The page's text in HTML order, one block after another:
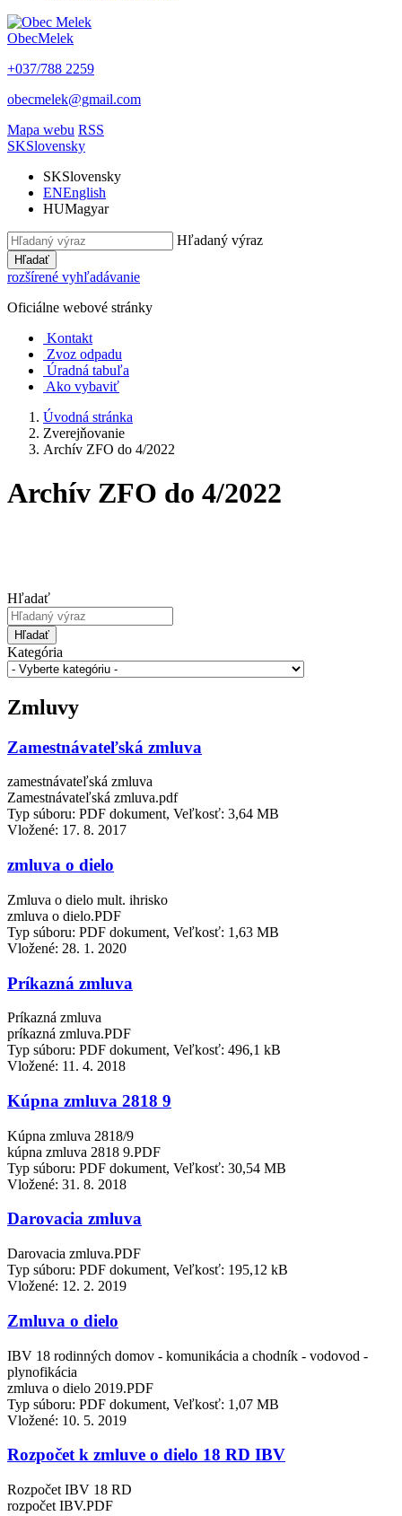
ObecMelek
+037/788 2259
obecmelek@gmail.com
Mapa webu RSS
SKSlovensky
SKSlovensky
ENEnglish
HUMagyar
Hľadaný výraz
Hľadať
rozšírené vyhľadávanie
Oficiálne webové stránky
Kontakt
Zvoz odpadu
Úradná tabuľa
Ako vybaviť
Úvodná stránka
Zverejňovanie
Archív ZFO do 4/2022
Archív ZFO do 4/2022
Hľadať
Hľadať
Kategória
Zmluvy
Zamestnávateľská zmluva
zamestnávateľská zmluva
Zamestnávateľská zmluva.pdf
Typ súboru: PDF dokument, Veľkosť: 3,64 MB
Vložené: 17. 8. 2017
zmluva o dielo
Zmluva o dielo mult. ihrisko
zmluva o dielo.PDF
Typ súboru: PDF dokument, Veľkosť: 1,63 MB
Vložené: 28. 1. 2020
Príkazná zmluva
Príkazná zmluva
príkazná zmluva.PDF
Typ súboru: PDF dokument, Veľkosť: 496,1 kB
Vložené: 11. 4. 2018
Kúpna zmluva 2818 9
Kúpna zmluva 2818/9
kúpna zmluva 2818 9.PDF
Typ súboru: PDF dokument, Veľkosť: 30,54 MB
Vložené: 31. 8. 2018
Darovacia zmluva
Darovacia zmluva.PDF
Typ súboru: PDF dokument, Veľkosť: 195,12 kB
Vložené: 12. 2. 2019
Zmluva o dielo
IBV 18 rodinných domov - komunikácia a chodník - vodovod -
plynofikácia
zmluva o dielo 2019.PDF
Typ súboru: PDF dokument, Veľkosť: 1,07 MB
Vložené: 10. 5. 2019
Rozpočet k zmluve o dielo 18 RD IBV
Rozpočet IBV 18 RD
rozpočet IBV.PDF